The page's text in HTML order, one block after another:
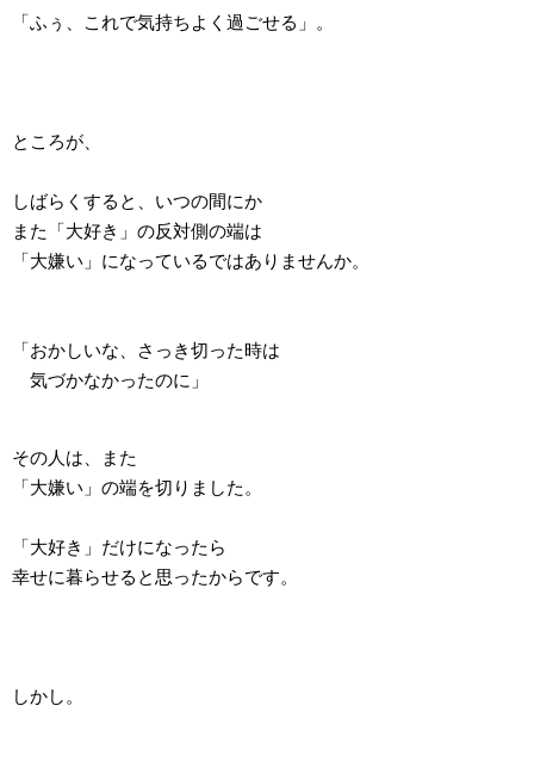
「ふぅ、これで気持ちよく過ごせる」。
ところが、
しばらくすると、いつの間にか
また「大好き」の反対側の端は
「大嫌い」になっているではありませんか。
「おかしいな、さっき切った時は
気づかなかったのに」
その人は、また
「大嫌い」の端を切りました。
「大好き」だけになったら
幸せに暮らせると思ったからです。
しかし。